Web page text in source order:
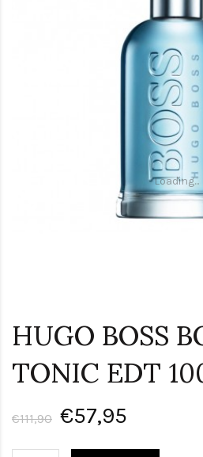
Loading...
HUGO BOSS
TONIC EDT
€111,90 €57,95